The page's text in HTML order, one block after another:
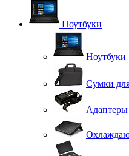
Ноутбуки
Ноутбуки
Сумки